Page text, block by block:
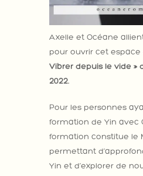
Axelle et Océane
pour ouvrir cet
Vibrer depuis le vide »
2022.
Pour les personnes
formation de Yin avec
formation constitue le
permettant
Yin et d’explorer de